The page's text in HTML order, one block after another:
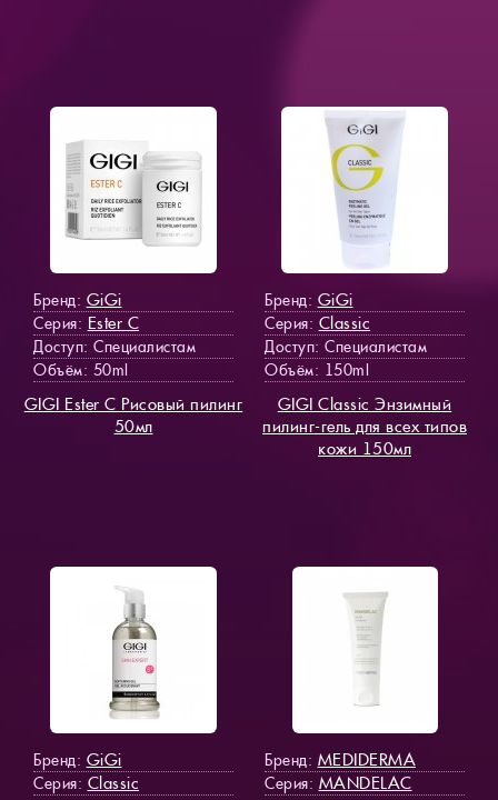
Бренд: GiGi
Серия: Ester C
Доступ: Специалистам
Объём: 50ml
GIGI Ester C Рисовый пилинг
50мл
Бренд: GiGi
Серия: Classic
Доступ: Специалистам
Объём: 150ml
GIGI Classic Энзимный
пилинг-гель для всех типов
кожи 150мл
Бренд: GiGi
Серия: Classic
Бренд: MEDIDERMA
Серия: MANDELAC